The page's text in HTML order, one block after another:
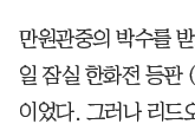
만원관중의 박수를
일 잠실 한화전 등판
이었다. 그러나 리드